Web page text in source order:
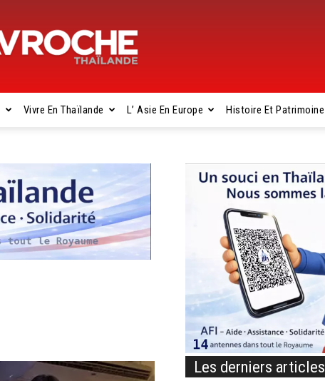
Gavroche
Thaïlande
Vivre En Thaïlande L’ Asie En Europe Histoire Et Patrimoine
Les derniers articles